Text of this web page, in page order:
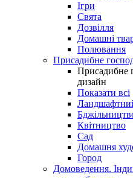
Ігри
Свята
Дозвілля
Домашні
Полювання
Присадибне
Присадибне
дизайн
Показати всі
Квітництво
Сад
Домашня
Город
Домоведення.